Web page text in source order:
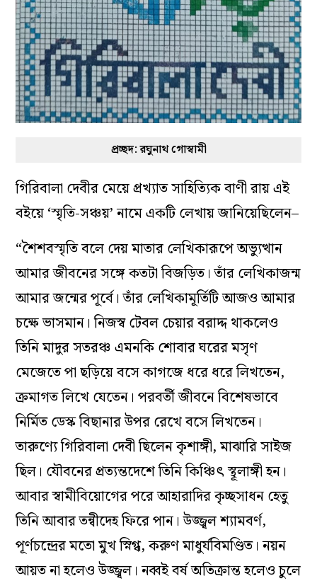
প্রচ্ছদ: রঘুনাথ গোস্বামী
গিরিবালা দেবীর মেয়ে প্রখ্যাত সাহিত্যিক বাণী রায় এই
বইয়ে ‘স্মৃতি-সঞ্চয়’ নামে একটি লেখায় জানিয়েছিলেন–
“শৈশবস্মৃতি বলে দেয় মাতার লেখিকারূপে অভ্যুত্থান
আমার জীবনের সঙ্গে কতটা বিজড়িত। তাঁর লেখিকাজন্ম
আমার জন্মের পূর্বে। তাঁর লেখিকামূর্তিটি আজও আমার
চক্ষে ভাসমান। নিজস্ব টেবল চেয়ার বরাদ্দ থাকলেও
তিনি মাদুর সতরঞ্চ এমনকি শোবার ঘরের মসৃণ
মেজেতে পা ছড়িয়ে বসে কাগজে ধরে ধরে লিখতেন,
ক্রমাগত লিখে যেতেন। পরবর্তী জীবনে বিশেষভাবে
নির্মিত ডেস্ক বিছানার উপর রেখে বসে লিখতেন।
তারুণ্যে গিরিবালা দেবী ছিলেন কৃশাঙ্গী, মাঝারি সাইজ
ছিল। যৌবনের প্রত্যন্তদেশে তিনি কিঞ্চিৎ স্থূলাঙ্গী হন।
আবার স্বামীবিয়োগের পরে আহারাদির কৃচ্ছসাধন হেতু
তিনি আবার তন্বীদেহ ফিরে পান। উজ্জ্বল শ্যামবর্ণ,
পূর্ণচন্দ্রের মতো মুখ স্নিগ্ধ, করুণ মাধুর্যবিমণ্ডিত। নয়ন
আয়ত না হলেও উজ্জ্বল। নব্বই বর্ষ অতিক্রান্ত হলেও চুলে